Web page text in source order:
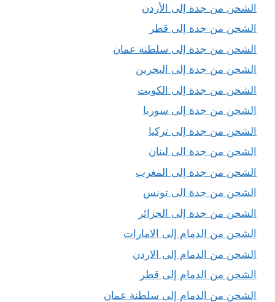
الشحن من جدة إلى الأردن
الشحن من جدة إلى قطر
الشحن من جدة إلى سلطنة عمان
الشحن من جدة إلى البحرين
الشحن من جدة إلى الكويت
الشحن من جدة إلى سوريا
الشحن من جدة إلى تركيا
الشحن من جدة الى لبنان
الشحن من جدة إلى المغرب
الشحن من جدة الى تونس
الشحن من جدة إلى الجزائر
الشحن من الدمام إلى الامارات
الشحن من الدمام إلى الاردن
الشحن من الدمام إلى قطر
الشحن من الدمام إلى سلطنة عمان